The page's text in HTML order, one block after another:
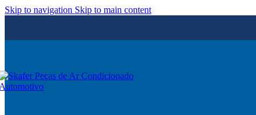
Skip to navigation Skip to main content